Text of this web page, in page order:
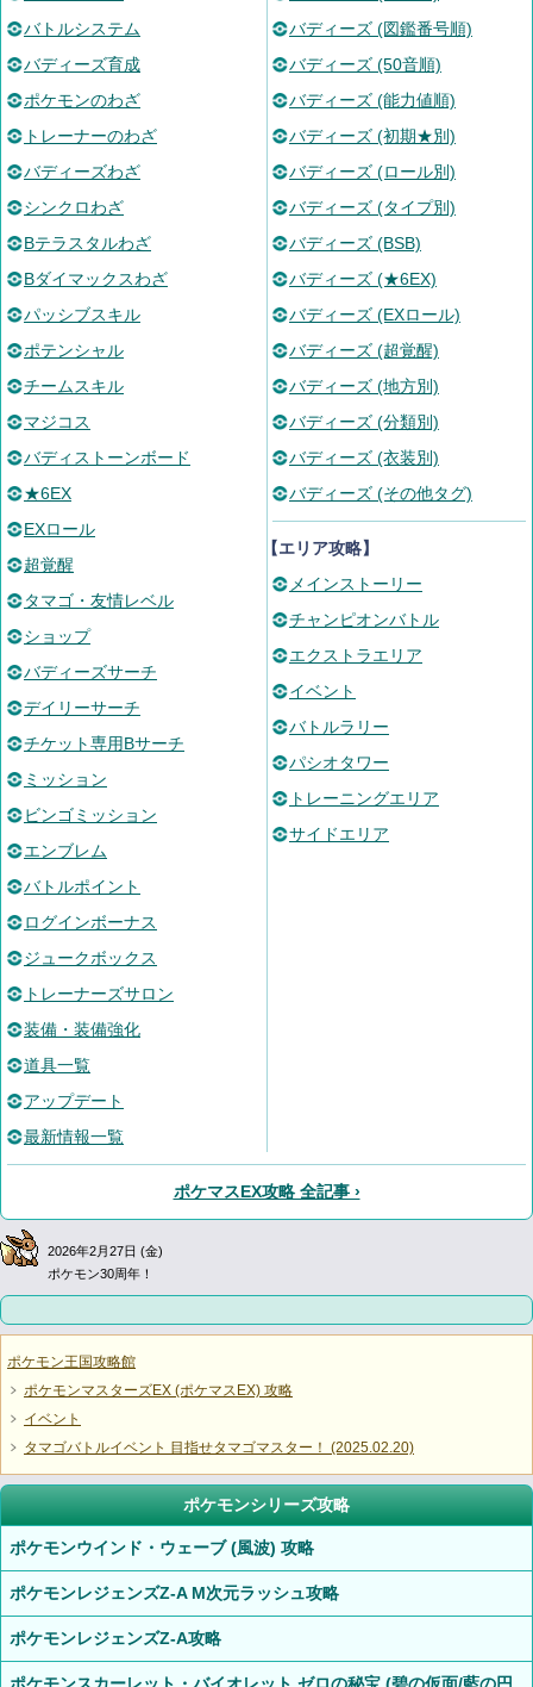
バトルシステム
バディーズ育成
ポケモンのわざ
トレーナーのわざ
バディーズわざ
シンクロわざ
Bテラスタルわざ
Bダイマックスわざ
パッシブスキル
ポテンシャル
チームスキル
マジコス
バディストーンボード
★6EX
EXロール
超覚醒
タマゴ・友情レベル
ショップ
バディーズサーチ
デイリーサーチ
チケット専用Bサーチ
ミッション
ビンゴミッション
エンブレム
バトルポイント
ログインボーナス
ジュークボックス
トレーナーズサロン
装備・装備強化
道具一覧
アップデート
最新情報一覧
バディーズ (図鑑番号順)
バディーズ (50音順)
バディーズ (能力値順)
バディーズ (初期★別)
バディーズ (ロール別)
バディーズ (タイプ別)
バディーズ (BSB)
バディーズ (★6EX)
バディーズ (EXロール)
バディーズ (超覚醒)
バディーズ (地方別)
バディーズ (分類別)
バディーズ (衣装別)
バディーズ (その他タグ)
【エリア攻略】
メインストーリー
チャンピオンバトル
エクストラエリア
イベント
バトルラリー
パシオタワー
トレーニングエリア
サイドエリア
ポケマスEX攻略 全記事 ›
2026年2月27日 (金)
ポケモン30周年！
ポケモン王国攻略館
ポケモンマスターズEX (ポケマスEX) 攻略
イベント
タマゴバトルイベント 目指せタマゴマスター！ (2025.02.20)
ポケモンシリーズ攻略
ポケモンウインド・ウェーブ (風波) 攻略
ポケモンレジェンズZ-A M次元ラッシュ攻略
ポケモンレジェンズZ-A攻略